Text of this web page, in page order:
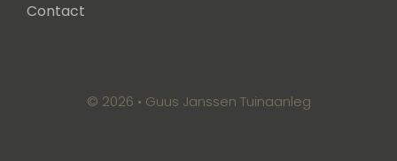
Contact
© 2026 • Guus Janssen Tuinaanleg